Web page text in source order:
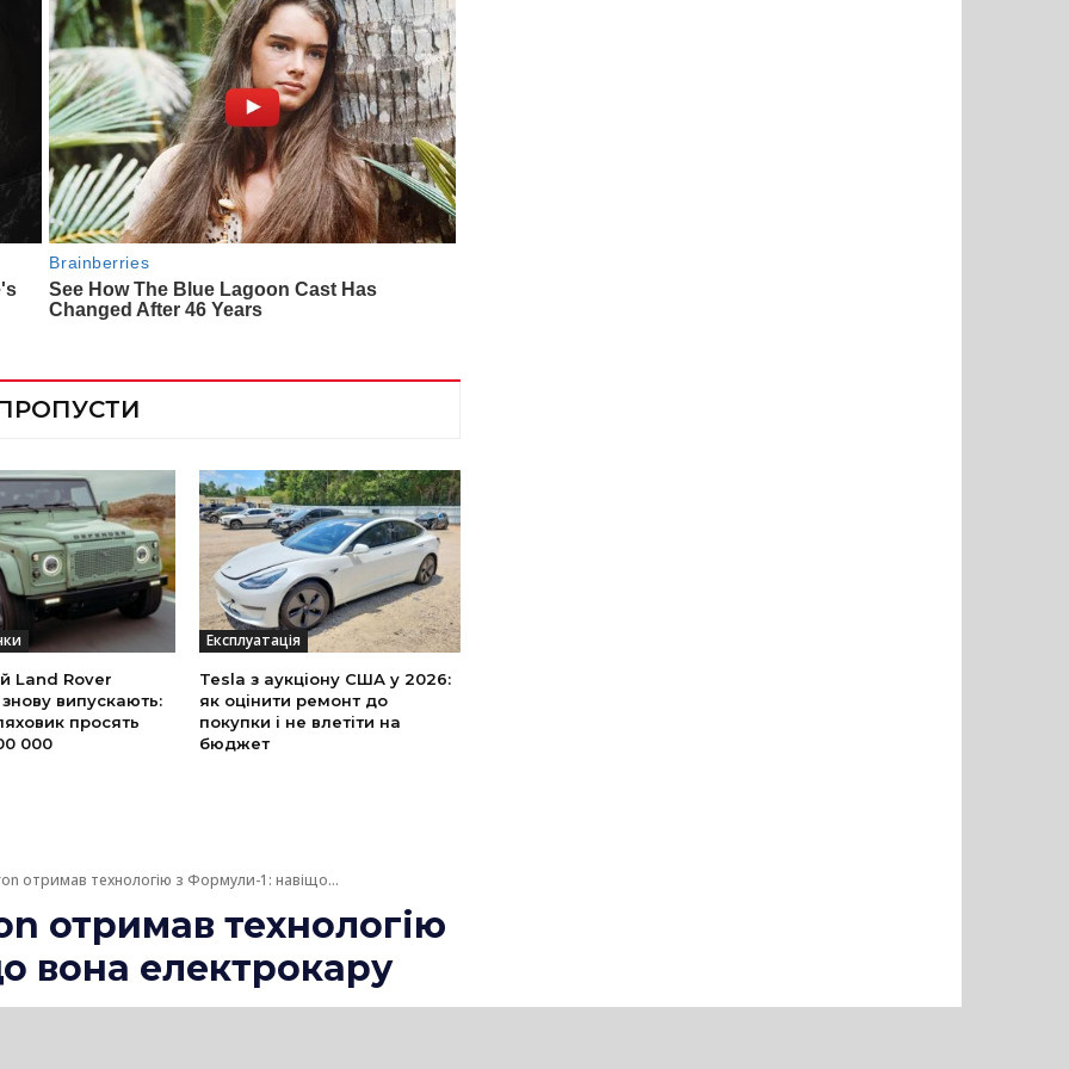
Land Rover
випускають:
просять
000
Експлуатація
Tesla з аукціону США у 2026:
як оцінити ремонт до
покупки і не влетіти на
бюджет